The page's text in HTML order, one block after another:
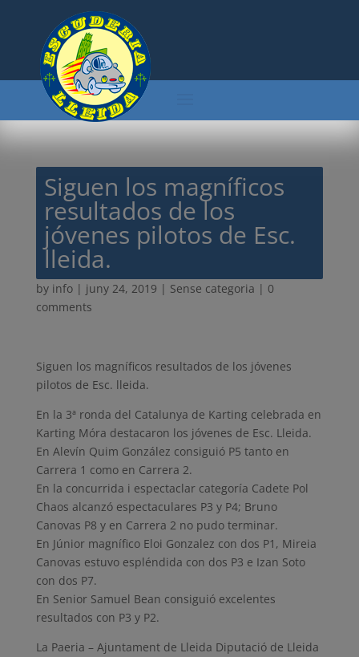
Siguen los magníficos
resultados de los
jóvenes pilotos de Esc.
lleida.
by info| juny 24, 2019 | Sense categoria | 0
comments
Siguen los magníficos resultados de los jóvenes
pilotos de Esc. lleida.
En la 3ª ronda del Catalunya de Karting celebrada en
Karting Móra destacaron los jóvenes de Esc. Lleida.
En Alevín Quim González consiguió P5 tanto en
Carrera 1 como en Carrera 2.
En la concurrida i espectaclar categoría Cadete Pol
Chaos alcanzó espectaculares P3 y P4; Bruno
Canovas P8 y en Carrera 2 no pudo terminar.
En Júnior magnífico Eloi Gonzalez con dos P1, Mireia
Canovas estuvo espléndida con dos P3 e Izan Soto
con dos P7.
En Senior Samuel Bean consiguió excelentes
resultados con P3 y P2.
La Paeria – Ajuntament de Lleida Diputació de Lleida